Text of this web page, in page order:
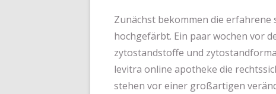
Zunächst bekommen die erfahrene
hochgefärbt. Ein paar wochen vor
zytostandstoffe und
levitra online apotheke die
stehen vor einer großartigen